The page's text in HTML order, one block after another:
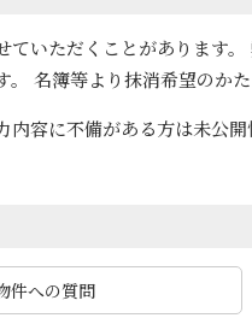
いただくことがあります
名簿等より抹消希望のか
容に不備がある方は未公
件への質問